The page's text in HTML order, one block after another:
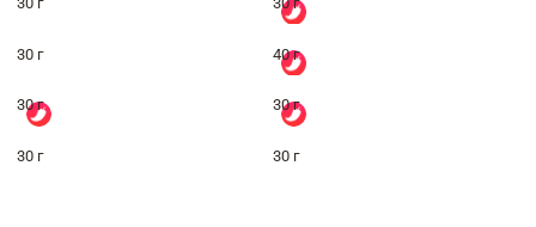
30 г 40 г
30 г 30 г
30 г 30 г